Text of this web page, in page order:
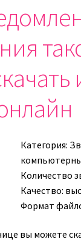
Категория:
Количество
Качество:
Формат
вы можете